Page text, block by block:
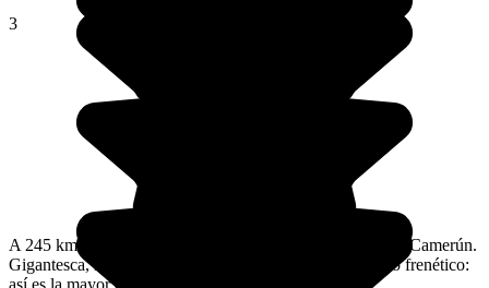
3
A 245 km de Yaoundé, Douala es la capital económica de Camerún.
Gigantesca, llena de atascos permanentes, y con un ritmo frenético: